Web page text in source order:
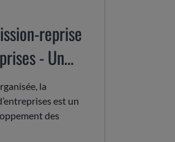
reprise
- Un
et
la
est un
des